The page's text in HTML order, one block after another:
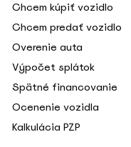
Chcem kúpiť vozidlo
Chcem predať vozidlo
Overenie auta
Výpočet splátok
Spätné financovanie
Ocenenie vozidla
Kalkulácia PZP